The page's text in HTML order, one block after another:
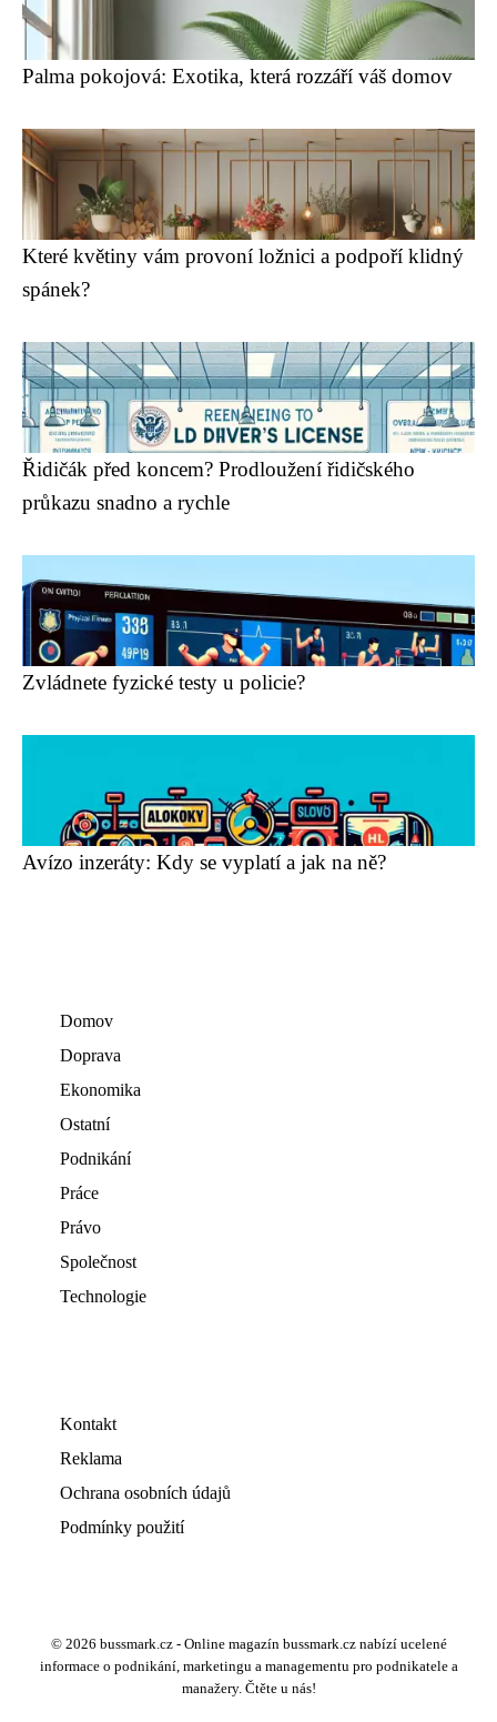
Palma pokojová: Exotika, která rozzáří váš domov
Které květiny vám provoní ložnici a podpoří klidný
spánek?
Řidičák před koncem? Prodloužení řidičského
průkazu snadno a rychle
Zvládnete fyzické testy u policie?
Avízo inzeráty: Kdy se vyplatí a jak na ně?
Domov
Doprava
Ekonomika
Ostatní
Podnikání
Práce
Právo
Společnost
Technologie
Kontakt
Reklama
Ochrana osobních údajů
Podmínky použití
© 2026 bussmark.cz - Online magazín bussmark.cz nabízí ucelené
informace o podnikání, marketingu a managementu pro podnikatele a
manažery. Čtěte u nás!